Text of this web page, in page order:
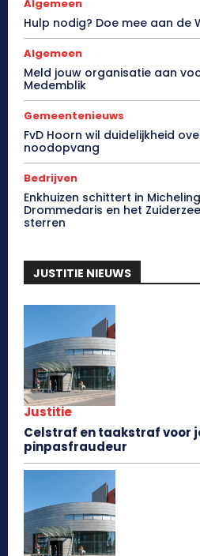
Algemeen
Hulp nodig? Doe mee aan de
Algemeen
Meld jouw organisatie aan
Medemblik
Gemeentenieuws
FvD Hoorn wil duidelijkheid
noodopvang
Bedrijven
Enkhuizen schittert in
Drommedaris en het
sterren
JUSTITIE NIEUWS
Justitie
Celstraf en taakstraf voor
pinpasfraudeur